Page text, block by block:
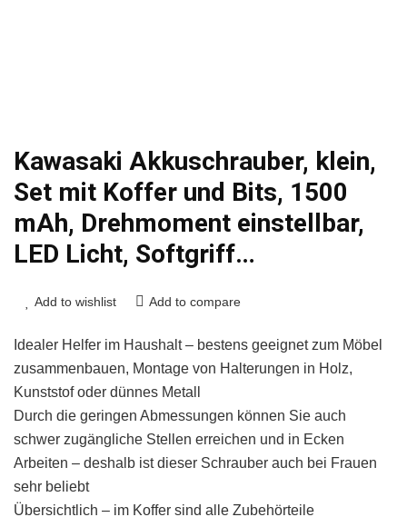
Kawasaki Akkuschrauber, klein,
Set mit Koffer und Bits, 1500
mAh, Drehmoment einstellbar,
LED Licht, Softgriff…
Add to wishlist Add to compare
Idealer Helfer im Haushalt – bestens geeignet zum Möbel
zusammenbauen, Montage von Halterungen in Holz,
Kunststof oder dünnes Metall
Durch die geringen Abmessungen können Sie auch
schwer zugängliche Stellen erreichen und in Ecken
Arbeiten – deshalb ist dieser Schrauber auch bei Frauen
sehr beliebt
Übersichtlich – im Koffer sind alle Zubehörteile